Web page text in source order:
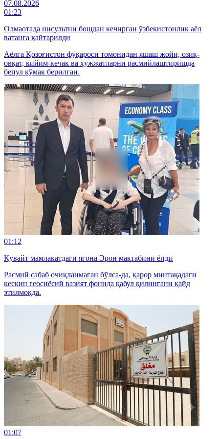
07.08.2026
01:23
Олмаотада инсультни бошдан кечирган ўзбекистонлик аёл
ватанга қайтарилди
Аёлга Қозоғистон фуқароси томонидан яшаш жойи, озиқ-
овқат, кийим-кечак ва ҳужжатларни расмийлаштиришда
бепул кўмак берилган.
01:12
Қувайт мамлакатдаги ягона Эрон мактабини ёпди
Расмий сабаб очиқланмаган бўлса-да, қарор минтақадаги
кескин геосиёсий вазият фонида қабул қилингани қайд
этилмоқда.
01:07